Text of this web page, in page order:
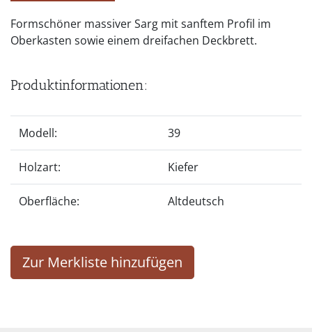
Formschöner massiver Sarg mit sanftem Profil im
Oberkasten sowie einem dreifachen Deckbrett.
Produktinformationen:
Modell: 39
Holzart: Kiefer
Oberfläche: Altdeutsch
Zur Merkliste hinzufügen